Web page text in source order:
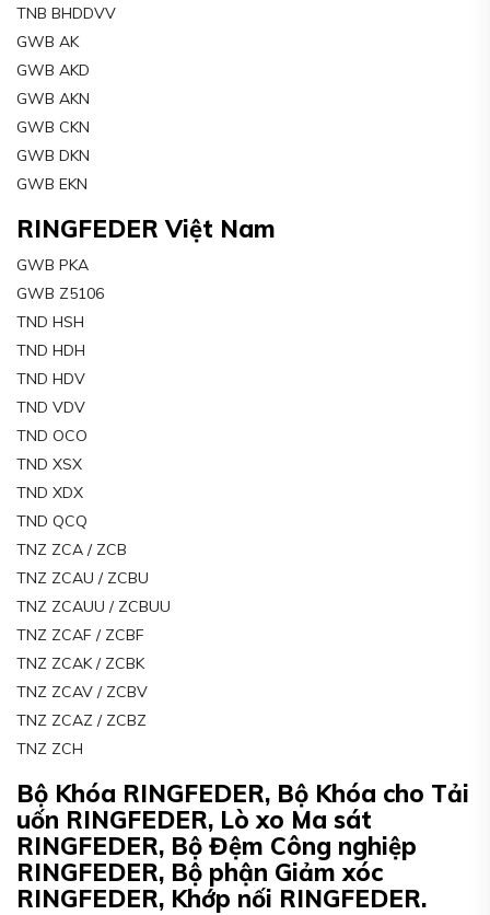
TNB BHDDVV
GWB AK
GWB AKD
GWB AKN
GWB CKN
GWB DKN
GWB EKN
RINGFEDER Việt Nam
GWB PKA
GWB Z5106
TND HSH
TND HDH
TND HDV
TND VDV
TND OCO
TND XSX
TND XDX
TND QCQ
TNZ ZCA / ZCB
TNZ ZCAU / ZCBU
TNZ ZCAUU / ZCBUU
TNZ ZCAF / ZCBF
TNZ ZCAK / ZCBK
TNZ ZCAV / ZCBV
TNZ ZCAZ / ZCBZ
TNZ ZCH
Bộ Khóa RINGFEDER, Bộ Khóa cho Tải
uốn RINGFEDER, Lò xo Ma sát
RINGFEDER, Bộ Đệm Công nghiệp
RINGFEDER, Bộ phận Giảm xóc
RINGFEDER, Khớp nối RINGFEDER.